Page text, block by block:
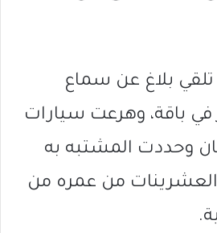
بلاغ عن سماع
في باقة، وهرعت سيارات
وحددت المشتبه به
العشرينات من عمره من